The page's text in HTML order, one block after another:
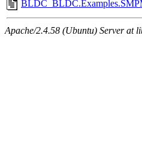
Apache/2.4.58 (Ubuntu) Server at